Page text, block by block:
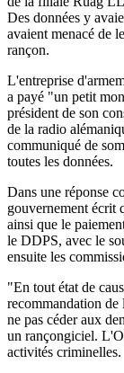
Des données y
avaient menacé de
rançon.
L'entreprise
a payé "un petit
président de son
de la radio
communiqué de
toutes les données.
Dans une réponse
gouvernement écrit
ainsi que le
le DDPS, avec le
ensuite les
"En tout état de
recommandation
ne pas céder aux
un rançongiciel.
activités criminelles.